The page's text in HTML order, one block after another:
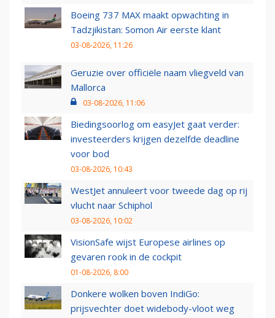
Boeing 737 MAX maakt opwachting in
Tadzjikistan: Somon Air eerste klant
03-08-2026, 11:26
Geruzie over officiële naam vliegveld van
Mallorca
03-08-2026, 11:06
Biedingsoorlog om easyJet gaat verder:
investeerders krijgen dezelfde deadline
voor bod
03-08-2026, 10:43
WestJet annuleert voor tweede dag op rij
vlucht naar Schiphol
03-08-2026, 10:02
VisionSafe wijst Europese airlines op
gevaren rook in de cockpit
01-08-2026, 8:00
Donkere wolken boven IndiGo:
prijsvechter doet widebody-vloot weg